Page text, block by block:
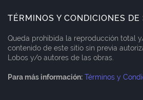
TÉRMINOS Y CONDICIONES DE
Queda prohibida la reproducción total
contenido de este sitio sin previa
Lobos y/o autores de las obras.
Para más información: Términos y